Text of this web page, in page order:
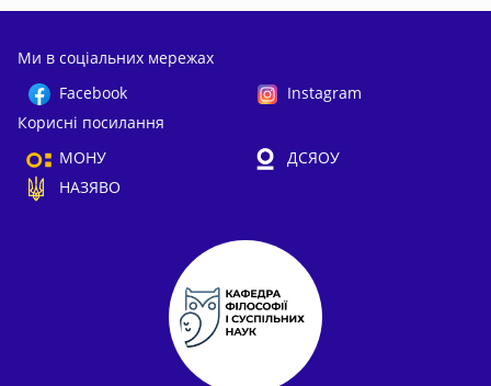
Ми в соціальних мережах
Facebook
Instagram
Корисні посилання
МОНУ
ДСЯОУ
НАЗЯВО